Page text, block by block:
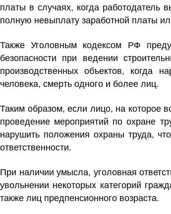
платы в случаях, когда работодатель
полную невыплату заработной платы
Также Уголовным кодексом РФ
безопасности при ведении
производственных объектов, когда
человека, смерть одного и более лиц.
Таким образом, если лицо, на которое
проведение мероприятий по охране
нарушить положения охраны труда,
ответственности.
При наличии умысла, уголовная
увольнении некоторых категорий
также лиц предпенсионного возраста.